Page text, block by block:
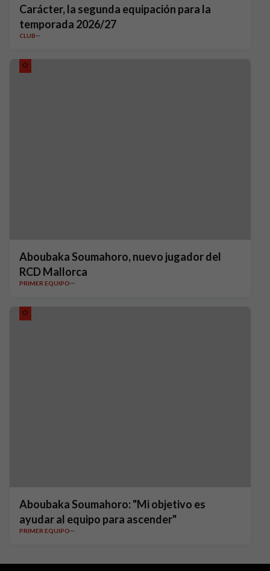
Carácter, la segunda equipación para la
temporada 2026/27
CLUB
Aboubaka Soumahoro, nuevo jugador del
RCD Mallorca
PRIMER EQUIPO
Aboubaka Soumahoro: "Mi objetivo es
ayudar al equipo para ascender"
PRIMER EQUIPO